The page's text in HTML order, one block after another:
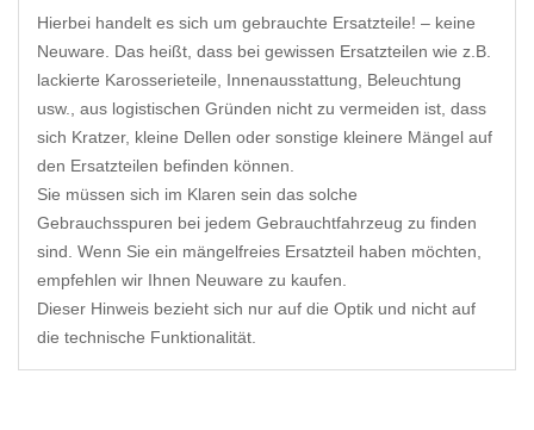
Hierbei handelt es sich um gebrauchte Ersatzteile! – keine
Neuware. Das heißt, dass bei gewissen Ersatzteilen wie z.B.
lackierte Karosserieteile, Innenausstattung, Beleuchtung
usw., aus logistischen Gründen nicht zu vermeiden ist, dass
sich Kratzer, kleine Dellen oder sonstige kleinere Mängel auf
den Ersatzteilen befinden können.
Sie müssen sich im Klaren sein das solche
Gebrauchsspuren bei jedem Gebrauchtfahrzeug zu finden
sind. Wenn Sie ein mängelfreies Ersatzteil haben möchten,
empfehlen wir Ihnen Neuware zu kaufen.
Dieser Hinweis bezieht sich nur auf die Optik und nicht auf
die technische Funktionalität.